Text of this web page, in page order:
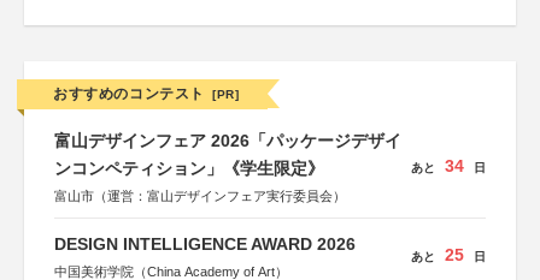
おすすめのコンテスト [PR]
富山デザインフェア 2026「パッケージデザイ
ンコンペティション」《学生限定》
富山市（運営：富山デザインフェア実行委員会）
あと 34 日
DESIGN INTELLIGENCE AWARD 2026
中国美術学院（China Academy of Art）
あと 25 日